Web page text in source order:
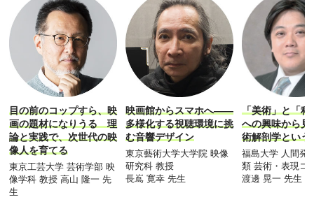
目の前のコップすら、映
画の題材になりうる 理
論と実践で、次世代の映
像人を育てる
東京工芸大学 芸術学部 映
像学科 教授 高山 隆一 先
生
映画館からスマホへ――
多様化する視聴環境に挑
む音響デザイン
東京藝術大学大学院 映像
研究科 教授
長嶌 寛幸 先生
「美術」と「科
への興味から見
術解剖学という
福島大学 人間発
類 芸術・表現コ
渡邊 晃一 先生